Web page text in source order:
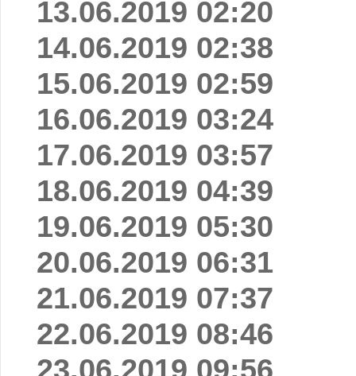
13.06.2019 02:20
14.06.2019 02:38
15.06.2019 02:59
16.06.2019 03:24
17.06.2019 03:57
18.06.2019 04:39
19.06.2019 05:30
20.06.2019 06:31
21.06.2019 07:37
22.06.2019 08:46